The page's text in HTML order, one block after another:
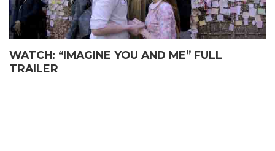
WATCH: “IMAGINE YOU AND ME” FULL
TRAILER